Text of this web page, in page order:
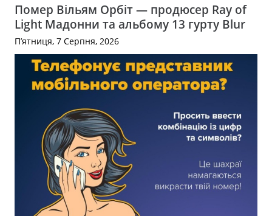
Помер Вільям Орбіт — продюсер Ray of
Light Мадонни та альбому 13 гурту Blur
П’ятниця, 7 Серпня, 2026